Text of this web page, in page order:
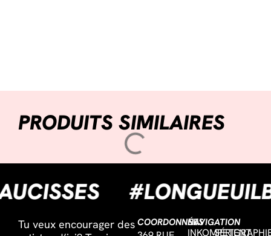
PRODUITS SIMILAIRES
Tu veux encourager des COORDONNÉESNAVIGATION
INKOMPETENT